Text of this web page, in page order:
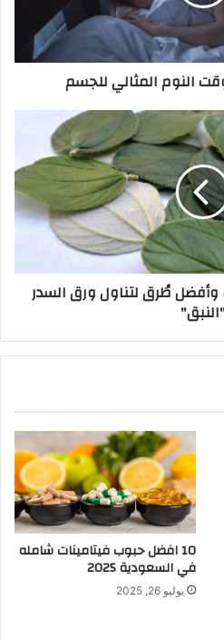
النوم المثالي للجسم
وأفضل طُرق لتناول ورق السدر
10 افضل حبوب فيتامينات شامله​
في السعودية 2025
يوليو 26, 2025